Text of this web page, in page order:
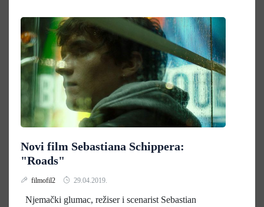
Novi film Sebastiana Schippera:
"Roads"
filmofil2 29.04.2019.
Njemački glumac, režiser i scenarist Sebastian